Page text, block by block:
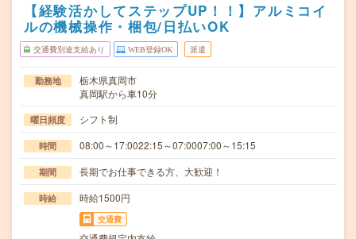
【経験活かしてステップUP！！】アルミコイ
ルの機械操作・梱包/日払いOK
交通費別途支給あり WEB登録OK 派遣
勤務地
栃木県真岡市
真岡駅から車10分
曜日頻度 シフト制
時間 08:00～17:0022:15～07:0007:00～15:15
期間 長期でお仕事できる方、大歓迎！
時給 時給1500円
交通費